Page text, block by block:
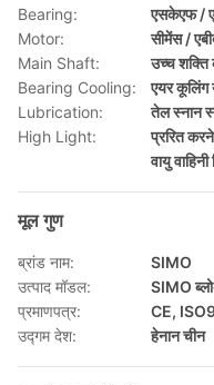
Bearing:
एसकेएफ /
Motor:
सीमेंस /
Main Shaft:
उच्च शक्ति
Bearing Cooling:
एयर कूलिंग
Lubrication:
तेल स्नान
High Light:
प्ररित
वायु
मूल गुण
ब्रांड नाम:
SIMO
उत्पाद मॉडल:
SIMO
प्रमाणपत्र:
CE,
उद्गम देश:
हेनान चीन